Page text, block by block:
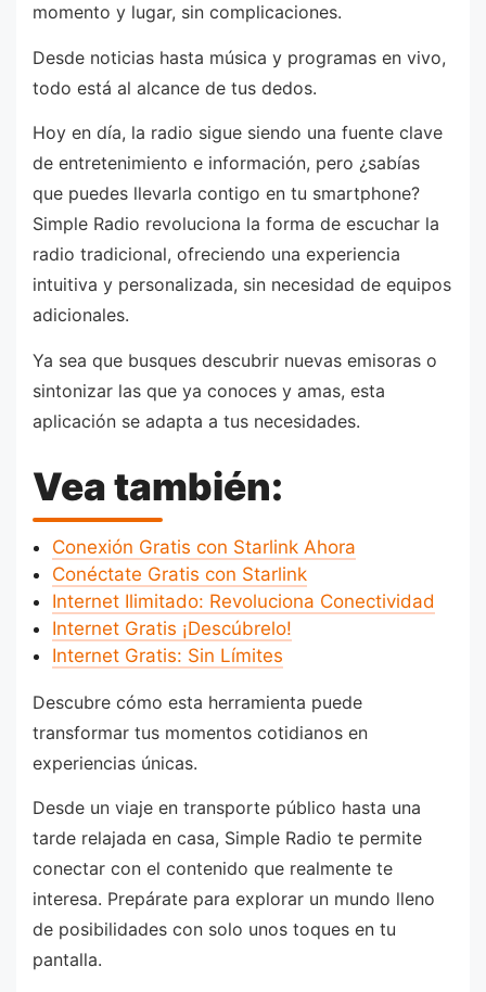
momento y lugar, sin complicaciones.
Desde noticias hasta música y programas en vivo,
todo está al alcance de tus dedos.
Hoy en día, la radio sigue siendo una fuente clave
de entretenimiento e información, pero ¿sabías
que puedes llevarla contigo en tu smartphone?
Simple Radio revoluciona la forma de escuchar la
radio tradicional, ofreciendo una experiencia
intuitiva y personalizada, sin necesidad de equipos
adicionales.
Ya sea que busques descubrir nuevas emisoras o
sintonizar las que ya conoces y amas, esta
aplicación se adapta a tus necesidades.
Vea también:
Conexión Gratis con Starlink Ahora
Conéctate Gratis con Starlink
Internet Ilimitado: Revoluciona Conectividad
Internet Gratis ¡Descúbrelo!
Internet Gratis: Sin Límites
Descubre cómo esta herramienta puede
transformar tus momentos cotidianos en
experiencias únicas.
Desde un viaje en transporte público hasta una
tarde relajada en casa, Simple Radio te permite
conectar con el contenido que realmente te
interesa. Prepárate para explorar un mundo lleno
de posibilidades con solo unos toques en tu
pantalla.